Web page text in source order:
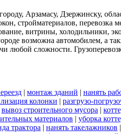
Арзамасу, Дзержинску,
стройматериалов,
витрины, холодильники,
возможна автомобилем, а
любой сложности.
| монтаж зданий | нанять
колонки | разгрузо-
вывоз строительного мусора |
материалов | уборка
трактора | нанять такелажников |